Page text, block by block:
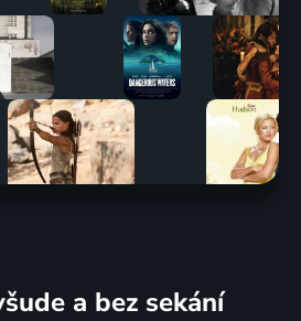
a bez sekání